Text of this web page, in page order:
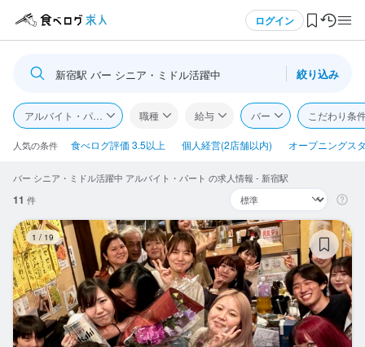
ログイン
ログイン・無料会員登録
食べログ求人TOP
求人検索
閲覧履歴
気になる求人
検索履歴・保存した条件
新宿駅 バー シニア・ミドル活躍中 絞り込み
アルバイト・パート 職種 給与 バー こだわり条
人気の条件 食べログ評価 3.5以上 個人経営(2店舗以内) オープニングス
バー シニア・ミドル活躍中 アルバイト・パート の求人情報 - 新宿駅
11 件
1 / 19